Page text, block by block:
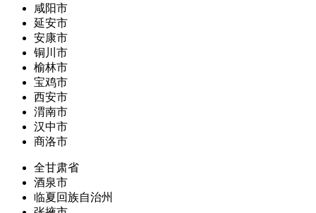
咸阳市
延安市
安康市
铜川市
榆林市
宝鸡市
西安市
渭南市
汉中市
商洛市
全甘肃省
酒泉市
临夏回族自治州